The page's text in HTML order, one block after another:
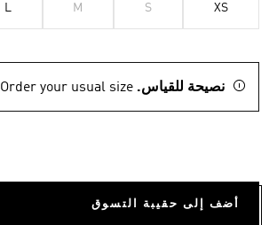
XS
S
M
L
نصيحة للقياس. Order your usual size.
أضف إلى حقيبة التسوق